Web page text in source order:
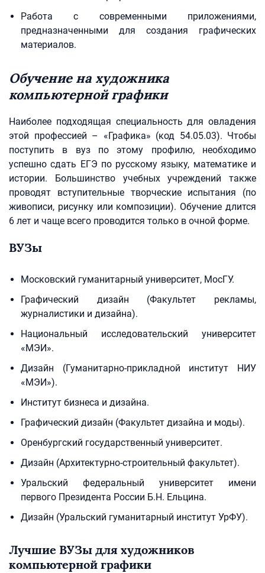
Работа с современными приложениями,
предназначенными для создания графических
материалов.
Обучение на художника
компьютерной графики
Наиболее подходящая специальность для овладения
этой профессией – «Графика» (код 54.05.03). Чтобы
поступить в вуз по этому профилю, необходимо
успешно сдать ЕГЭ по русскому языку, математике и
истории. Большинство учебных учреждений также
проводят вступительные творческие испытания (по
живописи, рисунку или композиции). Обучение длится
6 лет и чаще всего проводится только в очной форме.
ВУЗы
Московский гуманитарный университет, МосГУ.
Графический дизайн (Факультет рекламы,
журналистики и дизайна).
Национальный исследовательский университет
«МЭИ».
Дизайн (Гуманитарно-прикладной институт НИУ
«МЭИ»).
Институт бизнеса и дизайна.
Графический дизайн (Факультет дизайна и моды).
Оренбургский государственный университет.
Дизайн (Архитектурно-строительный факультет).
Уральский федеральный университет имени
первого Президента России Б.Н. Ельцина.
Дизайн (Уральский гуманитарный институт УрФУ).
Лучшие ВУЗы для художников
компьютерной графики